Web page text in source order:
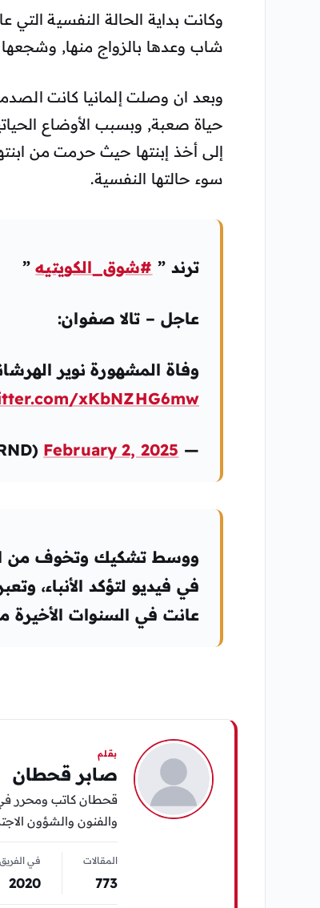
وكانت بداية الحالة النفسية
شاب وعدها بالزواج منها, وشجعها
وبعد ان وصلت إلمانيا كانت
حياة صعبة, وبسبب الأوضاع
إلى أخذ إبنتها حيث حرمت من
سوء حالتها النفسية.
ترند ” #شوق_الكويتيه”
عاجل – تالا صفوان:
وفاة المشهورة نوير
xKbNZHG6mw
— TRND (@NOWTRND)
February 2, 2025
ووسط تشكيك وتخوف من
في فيديو لتؤكد الأنباء،
عانت في السنوات الأخيرة
بقلم
صابر قحطان
قحطان كاتب ومحرر في
والفنون والشؤون
المقالات
773
في
2020